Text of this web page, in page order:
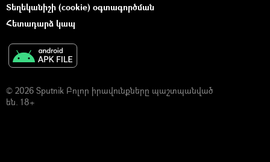
Տեղեկանիշի (cookie) օգտագործման
Հետադարձ կապ
© 2026 Sputnik Բոլոր իրավունքները պաշտպանված
են. 18+